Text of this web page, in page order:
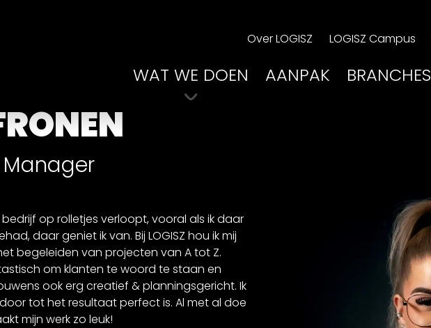
Over LOGISZ LOGISZ Campus
WAT WE DOEN AANPAK BRANCHES
op rolletjes verloopt, vooral als ik daar
daar geniet ik van. Bij LOGISZ hou ik mij
begeleiden van projecten van A tot Z.
om klanten te woord te staan en
ook erg creatief & planningsgericht. Ik
tot het resultaat perfect is. Al met al doe
mijn werk zo leuk!